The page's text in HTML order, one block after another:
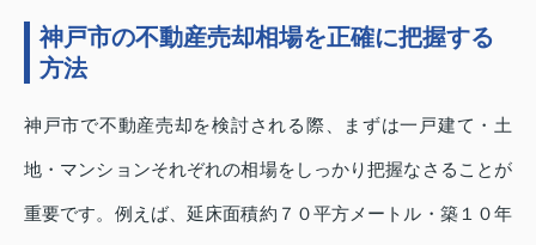
神戸市の不動産売却相場を正確に把握する
方法
神戸市で不動産売却を検討される際、まずは一戸建て・土
地・マンションそれぞれの相場をしっかり把握なさることが
重要です。例えば、延床面積約７０平方メートル・築１０年